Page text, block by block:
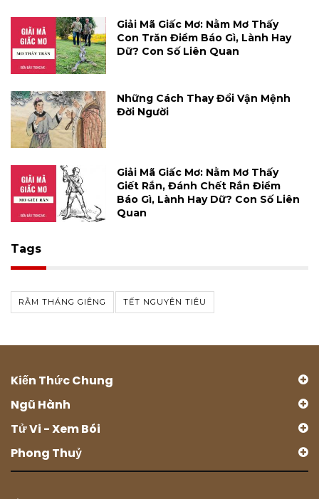
Giải Mã Giấc Mơ: Nằm Mơ Thấy
Con Trăn Điềm Báo Gì, Lành Hay
Dữ? Con Số Liên Quan
Những Cách Thay Đổi Vận Mệnh
Đời Người
Giải Mã Giấc Mơ: Nằm Mơ Thấy
Giết Rắn, Đánh Chết Rắn Điềm
Báo Gì, Lành Hay Dữ? Con Số Liên
Quan
Tags
RẰM THÁNG GIÊNG TẾT NGUYÊN TIÊU
Kiến Thức Chung
Ngũ Hành
Tử Vi - Xem Bói
Phong Thuỷ